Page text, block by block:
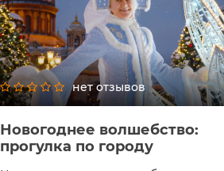
нет отзывов
Новогоднее волшебство:
прогулка по городу